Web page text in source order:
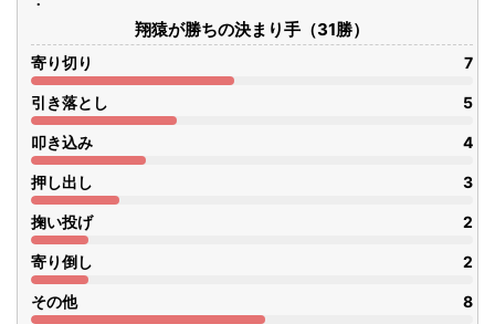
翔猿が勝ちの決まり手（31勝）
寄り切り 7
引き落とし 5
叩き込み 4
押し出し 3
掬い投げ 2
寄り倒し 2
その他 8